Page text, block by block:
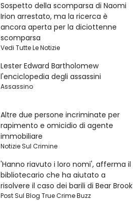
Sospetto della scomparsa di Naomi
Irion arrestato, ma la ricerca è
ancora aperta per la diciottenne
scomparsa
Vedi Tutte Le Notizie
Lester Edward Bartholomew
l'enciclopedia degli assassini
Assassino
Altre due persone incriminate per
rapimento e omicidio di agente
immobiliare
Notizie Sul Crimine
'Hanno riavuto i loro nomi', afferma il
bibliotecario che ha aiutato a
risolvere il caso dei barili di Bear Brook
Post Sul Blog True Crime Buzz